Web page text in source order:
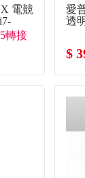
電競
RTX5070-
轉接
愛
透
$